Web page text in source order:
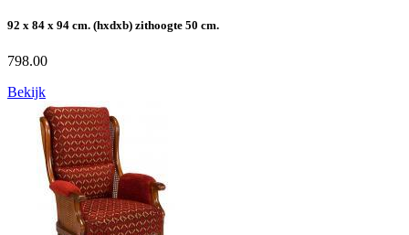
92 x 84 x 94 cm. (hxdxb) zithoogte 50 cm.
798.00
Bekijk